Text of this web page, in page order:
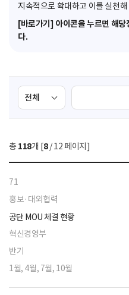
지속적으로 확대하고 이를 실천
[바로가기] 아이콘을 누르면 해당
다.
검
색
선
택
색
총 118개 [8/ 12 페이지]
71
홍보·대외협력
공단 MOU 체결 현황
혁신경영부
반기
1월, 4월, 7월, 10월